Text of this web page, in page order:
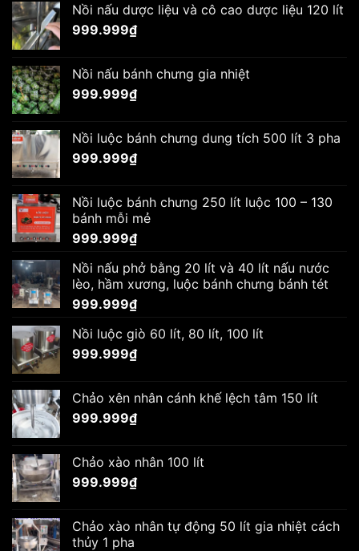
Nồi nấu dược liệu và cô cao dược liệu 120 lít
999.999₫
Nồi nấu bánh chưng gia nhiệt
999.999₫
Nồi luộc bánh chưng dung tích 500 lít 3 pha
999.999₫
Nồi luộc bánh chưng 250 lít luộc 100 – 130
bánh mỗi mẻ
999.999₫
Nồi nấu phở bằng 20 lít và 40 lít nấu nước
lèo, hầm xương, luộc bánh chưng bánh tét
999.999₫
Nồi luộc giò 60 lít, 80 lít, 100 lít
999.999₫
Chảo xên nhân cánh khế lệch tâm 150 lít
999.999₫
Chảo xào nhân 100 lít
999.999₫
Chảo xào nhân tự động 50 lít gia nhiệt cách
thủy 1 pha